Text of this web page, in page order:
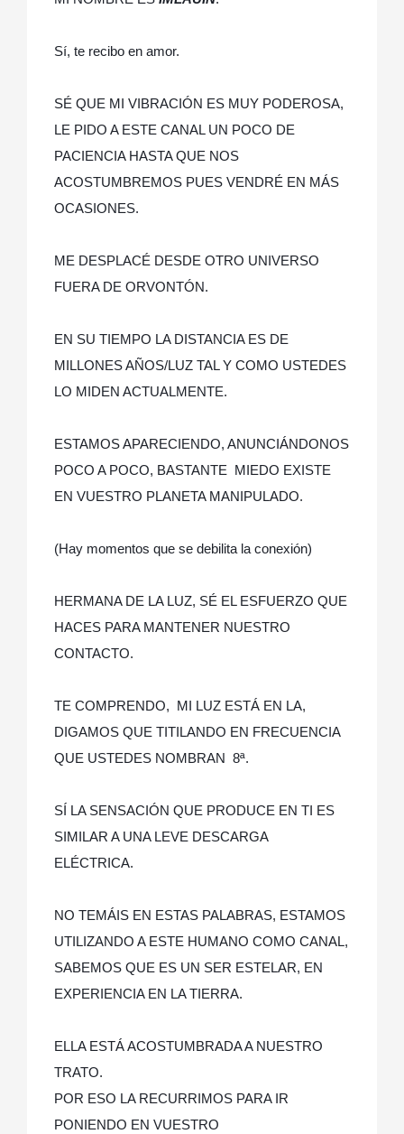
Sí, te recibo en amor.
SÉ QUE MI VIBRACIÓN ES MUY PODEROSA,
LE PIDO A ESTE CANAL UN POCO DE
PACIENCIA HASTA QUE NOS
ACOSTUMBREMOS PUES VENDRÉ EN MÁS
OCASIONES.
ME DESPLACÉ DESDE OTRO UNIVERSO
FUERA DE ORVONTÓN.
EN SU TIEMPO LA DISTANCIA ES DE
MILLONES AÑOS/LUZ TAL Y COMO USTEDES
LO MIDEN ACTUALMENTE.
ESTAMOS APARECIENDO, ANUNCIÁNDONOS
POCO A POCO, BASTANTE MIEDO EXISTE
EN VUESTRO PLANETA MANIPULADO.
(Hay momentos que se debilita la conexión)
HERMANA DE LA LUZ, SÉ EL ESFUERZO QUE
HACES PARA MANTENER NUESTRO
CONTACTO.
TE COMPRENDO, MI LUZ ESTÁ EN LA,
DIGAMOS QUE TITILANDO EN FRECUENCIA
QUE USTEDES NOMBRAN 8ª.
SÍ LA SENSACIÓN QUE PRODUCE EN TI ES
SIMILAR A UNA LEVE DESCARGA
ELÉCTRICA.
NO TEMÁIS EN ESTAS PALABRAS, ESTAMOS
UTILIZANDO A ESTE HUMANO COMO CANAL,
SABEMOS QUE ES UN SER ESTELAR, EN
EXPERIENCIA EN LA TIERRA.
ELLA ESTÁ ACOSTUMBRADA A NUESTRO
TRATO.
POR ESO LA RECURRIMOS PARA IR
PONIENDO EN VUESTRO